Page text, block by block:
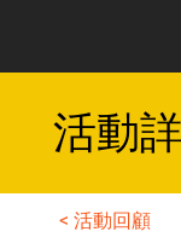
活動
< 活動回顧